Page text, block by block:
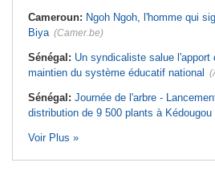
Cameroun: Ngoh Ngoh, l'homme qui
Biya (Camer.be)
Sénégal: Un syndicaliste salue l'apport
maintien du système éducatif national
Sénégal: Journée de l'arbre -
distribution de 9 500 plants à Kédougou
Voir Plus »